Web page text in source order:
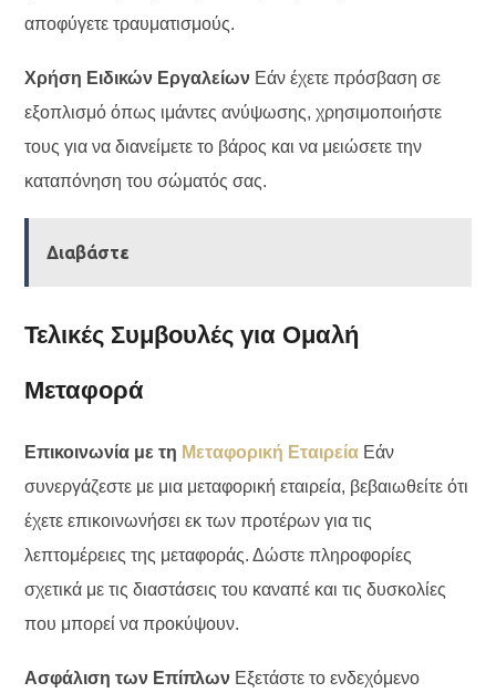
αποφύγετε τραυματισμούς.
Χρήση Ειδικών Εργαλείων Εάν έχετε πρόσβαση σε
εξοπλισμό όπως ιμάντες ανύψωσης, χρησιμοποιήστε
τους για να διανείμετε το βάρος και να μειώσετε την
καταπόνηση του σώματός σας.
Διαβάστε
Τελικές Συμβουλές για Ομαλή
Μεταφορά
Επικοινωνία με τη Μεταφορική Εταιρεία Εάν
συνεργάζεστε με μια μεταφορική εταιρεία, βεβαιωθείτε ότι
έχετε επικοινωνήσει εκ των προτέρων για τις
λεπτομέρειες της μεταφοράς. Δώστε πληροφορίες
σχετικά με τις διαστάσεις του καναπέ και τις δυσκολίες
που μπορεί να προκύψουν.
Ασφάλιση των Επίπλων Εξετάστε το ενδεχόμενο